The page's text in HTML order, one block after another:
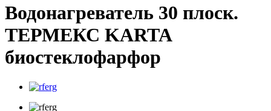
Водонагреватель 30 плоск.
ТЕРМЕКС KARTA
биостеклофарфор